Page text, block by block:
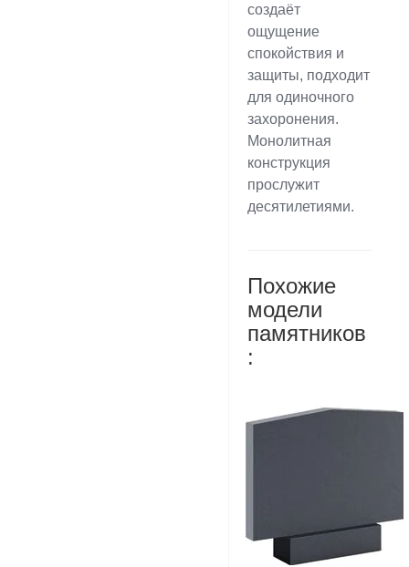
создаёт
ощущение
спокойствия и
защиты, подходит
для одиночного
захоронения.
Монолитная
конструкция
прослужит
десятилетиями.
Похожие
модели
памятников
: